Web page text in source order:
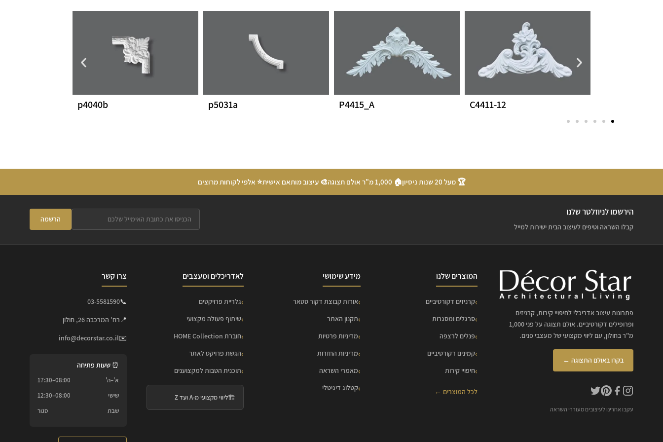
C4411-12
P4415_A
p5031a
p4040b
🏆 מעל 20 שנות ניסיון 🏠 1,000 מ"ר אולם תצוגה 🎨 עיצוב מותאם אישית⭐ אלפי לקוחות מרוצים
הירשמו לניוזלטר שלנו
קבלו השראה וטיפים לעיצוב הבית ישירות למייל
הרשמה
פתרונות עיצוב אדריכלי לחיפויי קירות, קרניזים
ופרופילים דקורטיביים. אולם תצוגה על פני 1,000
מ"ר בחולון, עם ליווי מקצועי של מעצבי פנים.
בקרו באולם התצוגה ←
עקבו אחרינו לעיצובים מעוררי השראה
המוצרים שלנו
קרניזים דקורטיביים
סרגלים ומסגרות
פנלים לרצפה
קמינים דקורטיביים
חיפויי קירות
לכל המוצרים ←
מידע שימושי
אודות קבוצת דקור סטאר
תקנון האתר
מדיניות פרטיות
מדיניות החזרות
מאמרי השראה
קטלוג דיגיטלי
לאדריכלים ומעצבים
גלריית פרויקטים
שיתוף פעולה מקצועי
חוברת HOME Collection
הגשת פרויקט לאתר
תוכנית הטבות למקצוענים
🏗️ליווי מקצועי מ-A ועד Z
צרו קשר
📞
03-5581590
📍 רח' המרכבה 26, חולון
✉️
info@decorstar.co.il
⏰ שעות פתיחה
א'–ה'
08:00–17:30
שישי
08:00–12:30
שבת
סגור